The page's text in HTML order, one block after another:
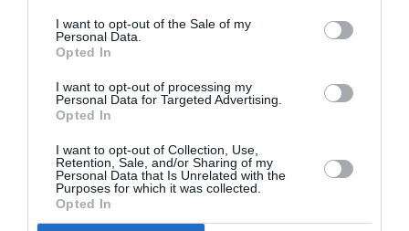
I want to opt-out of the Sale of my
Personal Data.
Opted In
I want to opt-out of processing my
Personal Data for Targeted Advertising.
Opted In
I want to opt-out of Collection, Use,
Retention, Sale, and/or Sharing of my
Personal Data that Is Unrelated with the
Purposes for which it was collected.
Opted In